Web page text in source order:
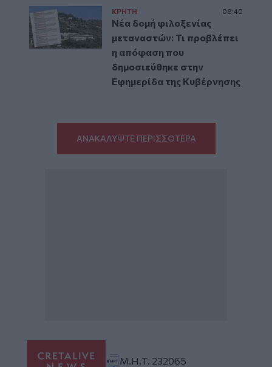
ΚΡΗΤΗ 08:40
Νέα δομή φιλοξενίας
μεταναστών: Τι προβλέπει
η απόφαση που
δημοσιεύθηκε στην
Εφημερίδα της Κυβέρνησης
ΑΝΑΚΑΛΥΨΤΕ ΠΕΡΙΣΣΟΤΕΡΑ
Μ.Η.Τ. 232065